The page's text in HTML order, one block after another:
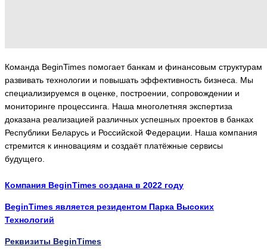
Команда BeginTimes помогает банкам и финансовым структурам
развивать технологии и повышать эффективность бизнеса. Мы
специализируемся в оценке, построении, сопровождении и
мониторинге процессинга. Наша многолетняя экспертиза
доказана реализацией различных успешных проектов в банках
Республики Беларусь и Российской Федерации. Наша компания
стремится к инновациям и создаёт платёжные сервисы
будущего.
Компания BeginTimes создана в 2022 году
BeginTimes является резидентом Парка Высоких
Технологий
Реквизиты BeginTimes